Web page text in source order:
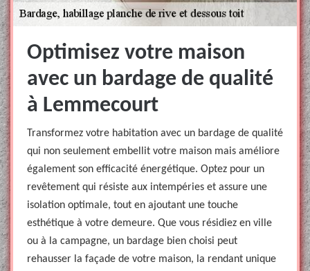
Optimisez votre maison
avec un bardage de qualité
à Lemmecourt
Transformez votre habitation avec un bardage de qualité
qui non seulement embellit votre maison mais améliore
également son efficacité énergétique. Optez pour un
revêtement qui résiste aux intempéries et assure une
isolation optimale, tout en ajoutant une touche
esthétique à votre demeure. Que vous résidiez en ville
ou à la campagne, un bardage bien choisi peut
rehausser la façade de votre maison, la rendant unique